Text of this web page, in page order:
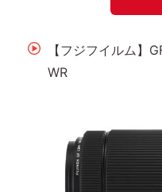
【フジフイルム】
WR